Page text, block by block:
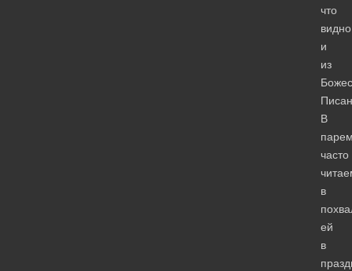
что
видно
и
из
В
часто
в
ей
в